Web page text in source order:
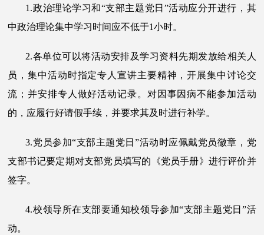
1.政治理论学习和“支部主题党日”活动应分开进行，其
中政治理论集中学习时间应不低于1小时。
2.各单位可以将活动安排及学习资料先期发放给相关人
员，集中活动时指定专人宣讲主要精神，开展集中讨论交
流；并安排专人做好活动记录。对因事因病不能参加活动
的，应履行好请假手续，并要求其及时进行补学。
3.党员参加“支部主题党日”活动时应佩戴党员徽章，党
支部书记要定期对支部党员填写的《党员手册》进行评价并
签字。
4.校领导所在支部要通知校领导参加“支部主题党日”活
动。